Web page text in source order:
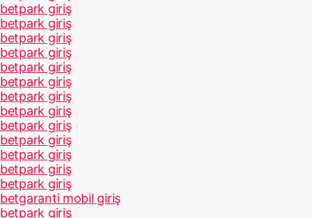
betpark giriş
betpark giriş
betpark giriş
betpark giriş
betpark giriş
betpark giriş
betpark giriş
betpark giriş
betpark giriş
betpark giriş
betpark giriş
betpark giriş
betpark giriş
betgaranti mobil giriş
betpark giriş